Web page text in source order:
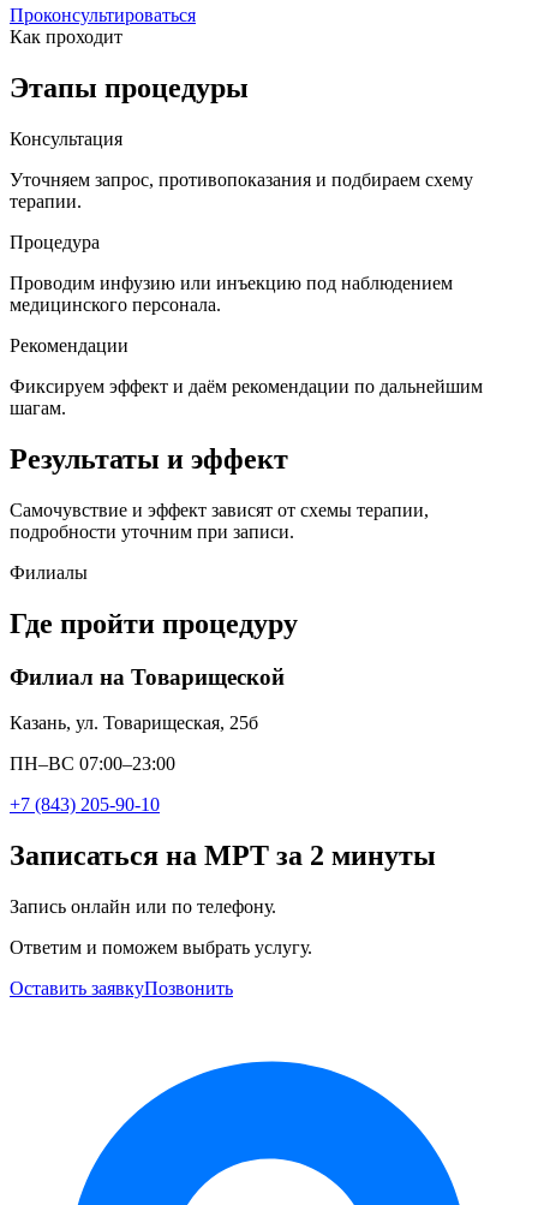
Проконсультироваться
Как проходит
Этапы процедуры
Консультация
Уточняем запрос, противопоказания и подбираем схему
терапии.
Процедура
Проводим инфузию или инъекцию под наблюдением
медицинского персонала.
Рекомендации
Фиксируем эффект и даём рекомендации по дальнейшим
шагам.
Результаты и эффект
Самочувствие и эффект зависят от схемы терапии,
подробности уточним при записи.
Филиалы
Где пройти процедуру
Филиал на Товарищеской
Казань, ул. Товарищеская, 25б
ПН–ВС 07:00–23:00
+7 (843) 205-90-10
Записаться на МРТ за 2 минуты
Запись онлайн или по телефону.
Ответим и поможем выбрать услугу.
Оставить заявкуПозвонить